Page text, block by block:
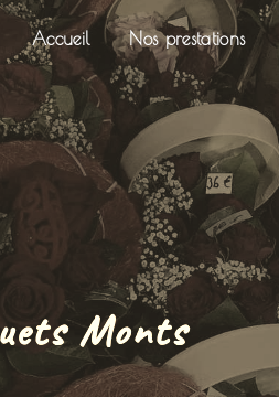
Accueil Nos prestations
Monts